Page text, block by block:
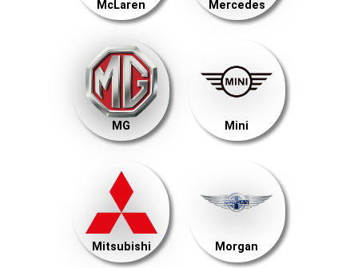
McLaren Mercedes
MG Mini
Mitsubishi Morgan